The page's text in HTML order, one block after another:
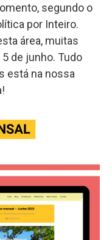
segundo o
por Inteiro.
área, muitas
de junho. Tudo
está na nossa